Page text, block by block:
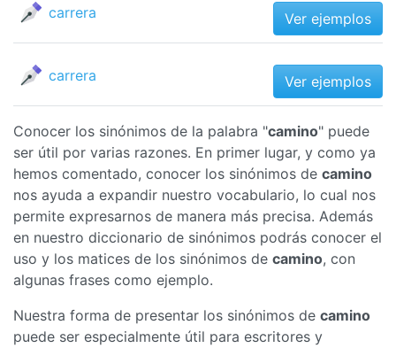
carrera Ver ejemplos
carrera Ver ejemplos
Conocer los sinónimos de la palabra "camino" puede
ser útil por varias razones. En primer lugar, y como ya
hemos comentado, conocer los sinónimos de camino
nos ayuda a expandir nuestro vocabulario, lo cual nos
permite expresarnos de manera más precisa. Además
en nuestro diccionario de sinónimos podrás conocer el
uso y los matices de los sinónimos de camino, con
algunas frases como ejemplo.
Nuestra forma de presentar los sinónimos de camino
puede ser especialmente útil para escritores y